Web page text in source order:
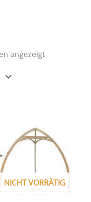
angezeigt
NICHT VORRÄTIG